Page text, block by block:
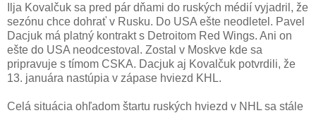
Ilja Kovalčuk sa pred pár dňami do ruských médií vyjadril, že
sezónu chce dohrať v Rusku. Do USA ešte neodletel. Pavel
Dacjuk má platný kontrakt s Detroitom Red Wings. Ani on
ešte do USA neodcestoval. Zostal v Moskve kde sa
pripravuje s tímom CSKA. Dacjuk aj Kovalčuk potvrdili, že
13. januára nastúpia v zápase hviezd KHL.
Celá situácia ohľadom štartu ruských hviezd v NHL sa stále